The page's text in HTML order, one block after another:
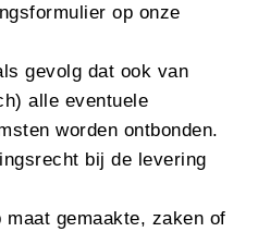
op onze
gevolg dat ook van
alle eventuele
worden ontbonden.
bij de levering
gemaakte, zaken of